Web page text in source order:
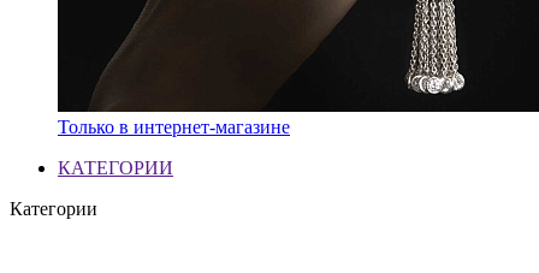
Только в интернет-магазине
КАТЕГОРИИ
Категории